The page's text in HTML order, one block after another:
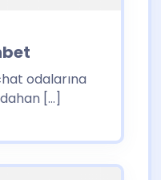
odalarına
[…]